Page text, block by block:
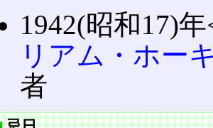
1942(昭和17)
リアム・ホー
者